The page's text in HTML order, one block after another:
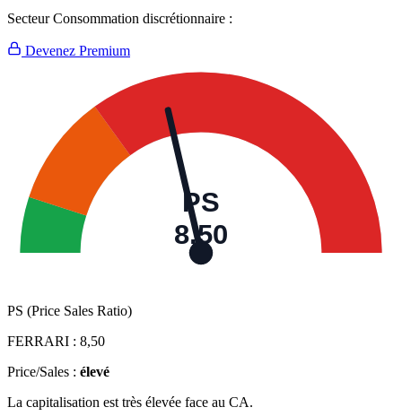
Secteur Consommation discrétionnaire :
Devenez Premium
PS
8,50
PS (Price Sales Ratio)
FERRARI : 8,50
Price/Sales : élevé
La capitalisation est très élevée face au CA.